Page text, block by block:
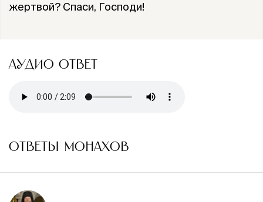
жертвой? Спаси, Господи!
АУДИО ОТВЕТ
ОТВЕТЫ МОНАХОВ